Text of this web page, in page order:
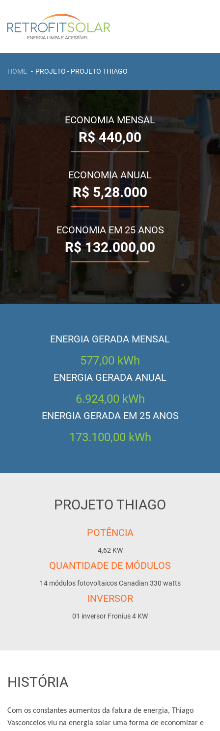
HOME PROJETO - PROJETO THIAGO
ECONOMIA MENSAL
R$440,00
ECONOMIA ANUAL
R$ 5,28.000
ECONOMIA EM 25 ANOS
R$132.000,00
ENERGIA GERADA MENSAL
577,00 kWh
ENERGIA GERADA ANUAL
6.924,00 kWh
ENERGIA GERADA EM 25 ANOS
173.100,00 kWh
PROJETO THIAGO
POTÊNCIA
4,62 KW
QUANTIDADE DE MÓDULOS
14 módulos fotovoltaicos Canadian 330 watts
INVERSOR
01 inversor Fronius 4 KW
HISTÓRIA
Com os constantes aumentos da fatura de energia, Thiago
Vasconcelos viu na energia solar uma forma de economizar e